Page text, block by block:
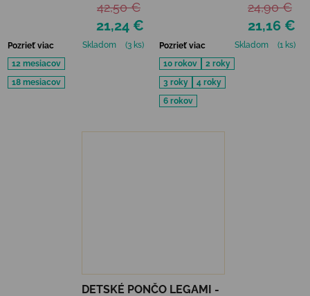
21,24 €
42,50 €
Pozrieť viac Skladom
(3 ks)
12 mesiacov
18 mesiacov
21,16 €
24,90 €
Pozrieť viac Skladom
(1 ks)
10 rokov
2 roky
3 roky
4 roky
6 rokov
DETSKÉ PONČO LEGAMI -